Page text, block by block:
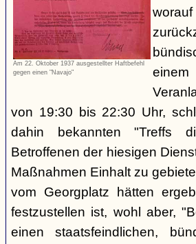
Am 22. Oktober 1937 ausgestellter Haftbefehl
gegen einen "Navajo"
einem
von 19:30 bis 22:30 Uhr,
dahin bekannten "Treffs
Betroffenen der hiesigen
Maßnahmen Einhalt zu
vom Georgplatz hätten
festzustellen ist, wohl aber,
einen staatsfeindlichen,